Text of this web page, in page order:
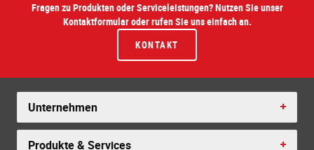
Fragen zu Produkten oder Serviceleistungen? Nutzen Sie unser
Kontaktformular oder rufen Sie uns einfach an.
KONTAKT
Unternehmen
Produkte & Services